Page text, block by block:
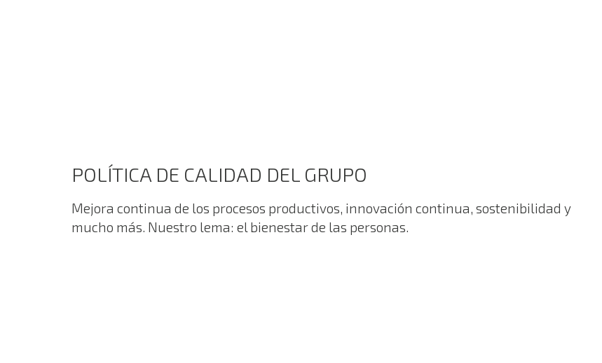
POLÍTICA DE CALIDAD DEL GRUPO
Mejora continua de los procesos productivos, innovación continua, sostenibilidad y
mucho más. Nuestro lema: el bienestar de las personas.